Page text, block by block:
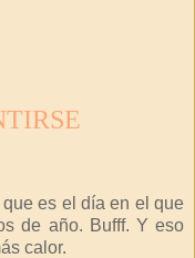
es el día en el que
de año. Bufff. Y eso
calor.